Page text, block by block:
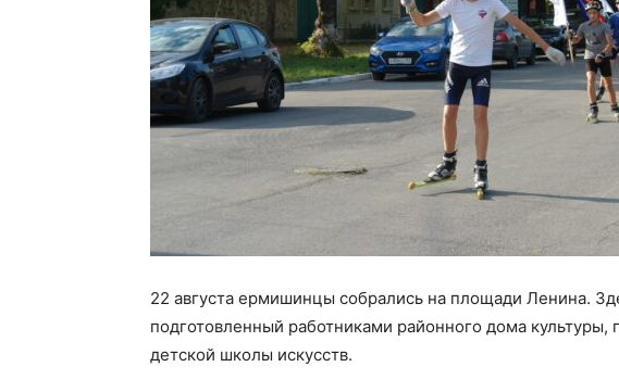
22 августа ермишинцы собрались на площади Ленина.
подготовленный работниками районного дома культуры,
детской школы искусств.